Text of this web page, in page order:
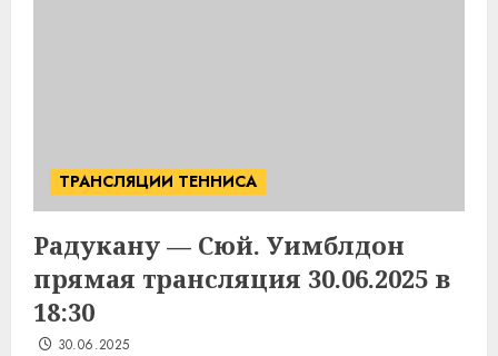
ТРАНСЛЯЦИИ ТЕННИСА
Радукану — Сюй. Уимблдон
прямая трансляция 30.06.2025 в
18:30
30.06.2025